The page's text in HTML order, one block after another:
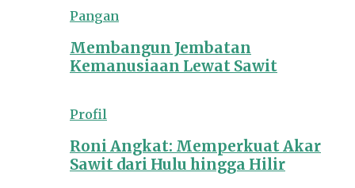
Pangan
Membangun Jembatan
Kemanusiaan Lewat Sawit
Profil
Roni Angkat: Memperkuat Akar
Sawit dari Hulu hingga Hilir